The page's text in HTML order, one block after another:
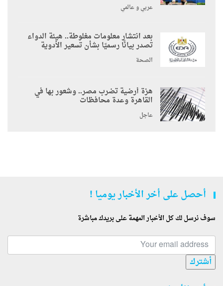
عربي و عالمي
بعد انتشار معلومات مغلوطة.. هيئة الدواء
تصدر بيانًا رسميًا بشأن تسعير الأدوية
الصحة
هزة أرضية تضرب مصر.. وشعور بها في
القاهرة وعدة محافظات
عاجل
أحصل على أخر الأخبار يوميا !
سوف نرسل لك كل الأخبار المهمة على بريدك مباشرة
أشترك